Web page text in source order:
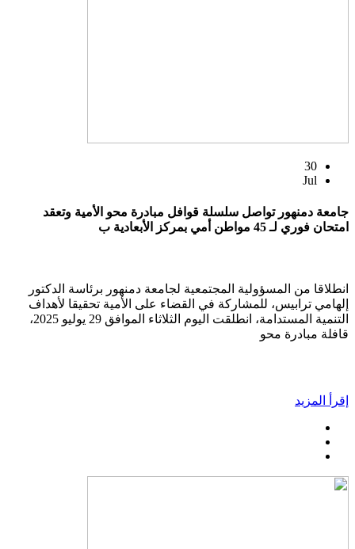
30
Jul
جامعة دمنهور تواصل سلسلة قوافل مبادرة محو الأمية وتعقد
امتحان فوري لـ 45 مواطن أمي بمركز الأبعادية ب
انطلاقا من المسؤولية المجتمعية لجامعة دمنهور برئاسة الدكتور
إلهامي ترابيس، للمشاركة في القضاء على الأمية تحقيقا لأهداف
التنمية المستدامة، انطلقت اليوم الثلاثاء الموافق 29 يوليو 2025،
قافلة مبادرة محو
إقرأ المزيد